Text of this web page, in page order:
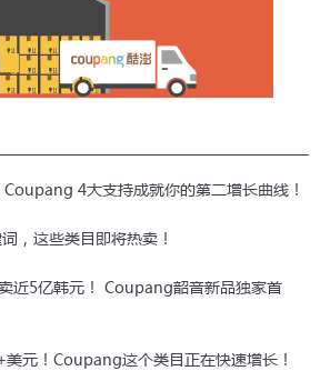
4大支持成就你的第二增长曲线！
，这些类目即将热卖！
近5亿韩元！ Coupang韶音新品独家首
元！Coupang这个类目正在快速增长！